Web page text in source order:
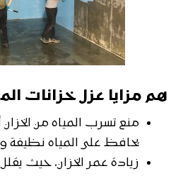
هم مزايا عزل خزانات
منع تسرب المياه من الخزان
يحافظ على المياه نظيفة
زيادة عمر الخزان، حيث